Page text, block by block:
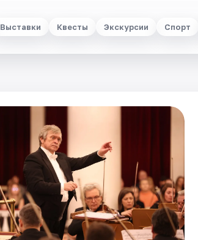
Выставки Квесты Экскурсии Спорт